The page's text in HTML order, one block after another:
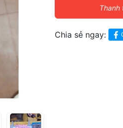
Thanh
Chia sẻ ngay: